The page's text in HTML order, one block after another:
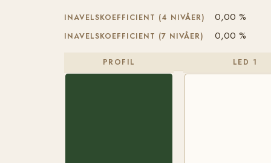
INAVELSKOEFFICIENT (4 NIVÅER) 0,00 %
INAVELSKOEFFICIENT (7 NIVÅER) 0,00 %
PROFIL LED 1